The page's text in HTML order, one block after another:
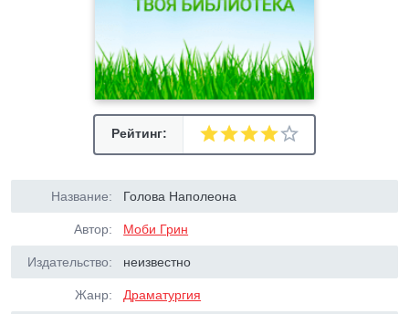
Рейтинг:
Название: Голова Наполеона
Автор: Моби Грин
Издательство: неизвестно
Жанр: Драматургия